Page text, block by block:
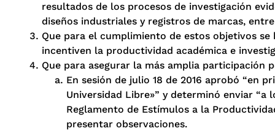
resultados de los procesos de investigación
diseños industriales y registros de marcas,
Que para el cumplimiento de estos objetivos
incentiven la productividad académica e
Que para asegurar la más amplia participación
En sesión de julio 18 de 2016 aprobó “en
Universidad Libre»” y determinó enviar “a
Reglamento de Estímulos a la
presentar observaciones.